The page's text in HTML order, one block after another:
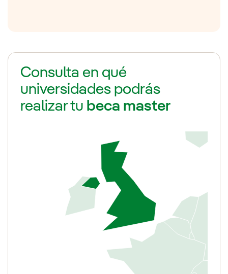
Consulta en qué
universidades podrás
realizar tu beca master